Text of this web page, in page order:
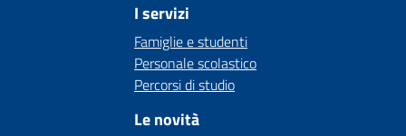
I servizi
Famiglie e studenti
Personale scolastico
Percorsi di studio
Le novità